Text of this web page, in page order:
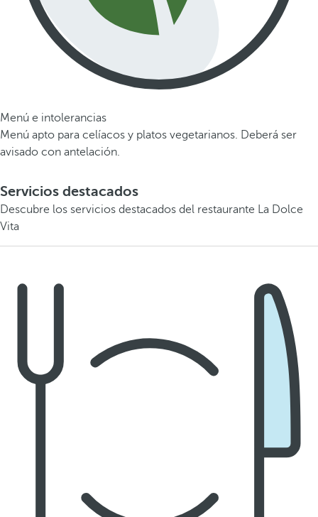
Menú e intolerancias
Menú apto para celíacos y platos vegetarianos. Deberá ser
avisado con antelación.
Servicios destacados
Descubre los servicios destacados del restaurante La Dolce
Vita